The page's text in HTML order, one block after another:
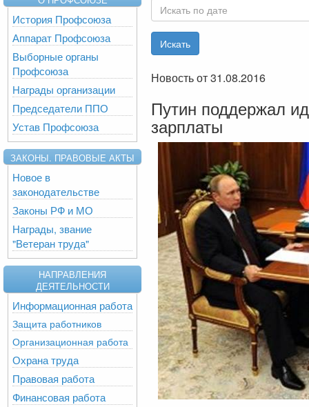
История Профсоюза
Аппарат Профсоюза
Выборные органы
Профсоюза
Награды организации
Председатели ППО
Устав Профсоюза
ЗАКОНЫ. ПРАВОВЫЕ АКТЫ
Новое в
законодательстве
Законы РФ и МО
Награды, звание
"Ветеран труда"
НАПРАВЛЕНИЯ
ДЕЯТЕЛЬНОСТИ
Информационная работа
Защита работников
Организационная работа
Охрана труда
Правовая работа
Финансовая работа
Новость от 31.08.2016
Путин поддержал
зарплаты